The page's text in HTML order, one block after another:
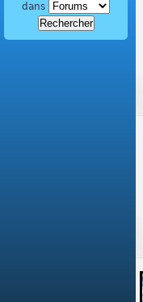
dans